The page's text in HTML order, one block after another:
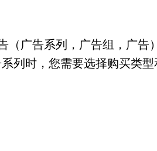
（广告系列，广告组，广
列时，您需要选择购买类型